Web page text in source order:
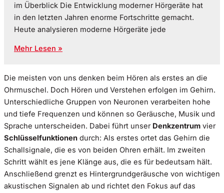
im Überblick Die Entwicklung moderner Hörgeräte hat
in den letzten Jahren enorme Fortschritte gemacht.
Heute analysieren moderne Hörgeräte jede
Mehr Lesen »
Die meisten von uns denken beim Hören als erstes an die
Ohrmuschel. Doch Hören und Verstehen erfolgen im Gehirn.
Unterschiedliche Gruppen von Neuronen verarbeiten hohe
und tiefe Frequenzen und können so Geräusche, Musik und
Sprache unterscheiden. Dabei führt unser Denkzentrum vier
Schlüsselfunktionen durch: Als erstes ortet das Gehirn die
Schallsignale, die es von beiden Ohren erhält. Im zweiten
Schritt wählt es jene Klänge aus, die es für bedeutsam hält.
Anschließend grenzt es Hintergrundgeräusche von wichtigen
akustischen Signalen ab und richtet den Fokus auf das